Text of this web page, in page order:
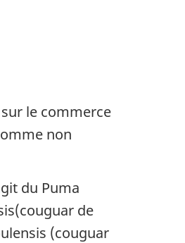
le commerce
non
du Puma
(couguar de
(couguar